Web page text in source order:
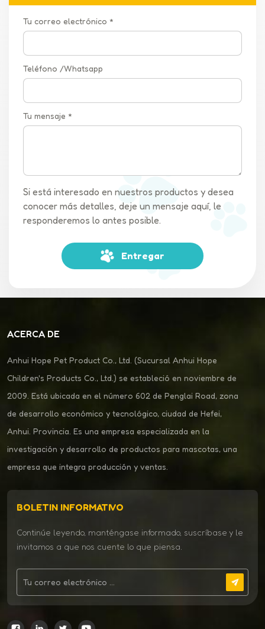
Tu correo electrónico *
Teléfono /Whatsapp
Tu mensaje *
Si está interesado en nuestros productos y desea
conocer más detalles, deje un mensaje aquí, le
responderemos lo antes posible.
Entregar
ACERCA DE
Anhui Hope Pet Product Co., Ltd. (Sucursal Anhui Hope
Children's Products Co., Ltd.) se estableció en noviembre de
2009. Está ubicada en el número 602 de Penglai Road, zona
de desarrollo económico y tecnológico, ciudad de Hefei,
Anhui. Provincia. Es una empresa especializada en la
investigación y desarrollo de productos para mascotas, una
empresa que integra producción y ventas.
BOLETIN INFORMATIVO
Continúe leyendo, manténgase informado, suscríbase y le
invitamos a que nos cuente lo que piensa.